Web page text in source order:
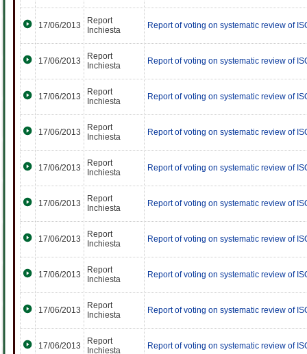
17/06/2013
Report
Inchiesta
Report of voting on systematic review of
17/06/2013
Report
Inchiesta
Report of voting on systematic review of
17/06/2013
Report
Inchiesta
Report of voting on systematic review of
17/06/2013
Report
Inchiesta
Report of voting on systematic review of
17/06/2013
Report
Inchiesta
Report of voting on systematic review of
17/06/2013
Report
Inchiesta
Report of voting on systematic review of
17/06/2013
Report
Inchiesta
Report of voting on systematic review of
17/06/2013
Report
Inchiesta
Report of voting on systematic review of
17/06/2013
Report
Inchiesta
Report of voting on systematic review of
17/06/2013
Report
Inchiesta
Report of voting on systematic review of